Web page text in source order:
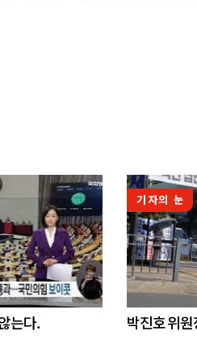
는다.
기자의 눈
박진호 위